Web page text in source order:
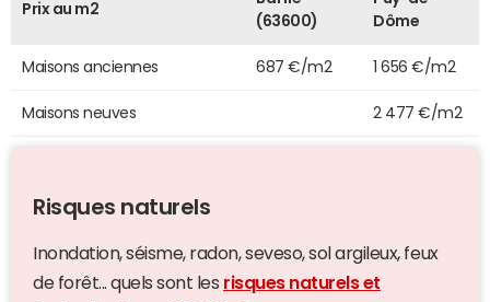
Prix au m2
(63600)
Dôme
Maisons anciennes 687 €/m2 1 656 €/m2
Maisons neuves 2 477 €/m2
Risques naturels
Inondation, séisme, radon, seveso, sol argileux, feux
de forêt... quels sont les risques naturels et